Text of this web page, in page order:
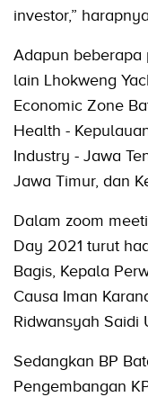
investor,”
Adapun beberapa
lain Lhokweng
Economic Zone
Health -
Industry - Jawa
Jawa Timur, dan
Dalam zoom
Day 2021 turut
Bagis, Kepala
Causa Iman
Ridwansyah Saidi
Sedangkan BP
Pengembangan